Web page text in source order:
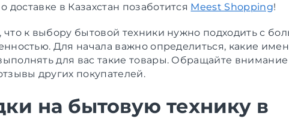
доставке в Казахстан позаботится Meest Shopping!
что к выбору бытовой техники нужно подходить с
Для начала важно определиться, какие
для вас такие товары. Обращайте
других покупателей.
на бытовую технику в